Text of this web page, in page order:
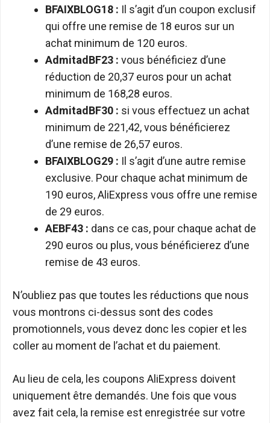
BFAIXBLOG18 : Il s’agit d’un coupon exclusif
qui offre une remise de 18 euros sur un
achat minimum de 120 euros.
AdmitadBF23 : vous bénéficiez d’une
réduction de 20,37 euros pour un achat
minimum de 168,28 euros.
AdmitadBF30 : si vous effectuez un achat
minimum de 221,42, vous bénéficierez
d’une remise de 26,57 euros.
BFAIXBLOG29 : Il s’agit d’une autre remise
exclusive. Pour chaque achat minimum de
190 euros, AliExpress vous offre une remise
de 29 euros.
AEBF43 : dans ce cas, pour chaque achat de
290 euros ou plus, vous bénéficierez d’une
remise de 43 euros.
N’oubliez pas que toutes les réductions que nous
vous montrons ci-dessus sont des codes
promotionnels, vous devez donc les copier et les
coller au moment de l’achat et du paiement.
Au lieu de cela, les coupons AliExpress doivent
uniquement être demandés. Une fois que vous
avez fait cela, la remise est enregistrée sur votre